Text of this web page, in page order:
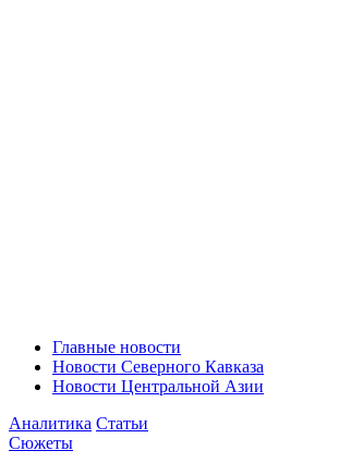
Главные новости
Новости Северного Кавказа
Новости Центральной Азии
Аналитика Статьи
Сюжеты